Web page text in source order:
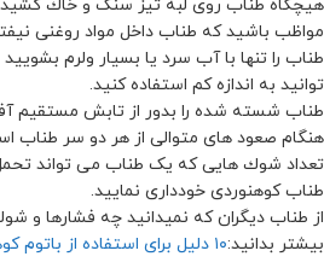
هیچگاه طناب روی لبه تیز سنگ و خاك
مواظب باشید که طناب داخل مواد روغنی
طناب را تنها با آب سرد یا بسیار ولرم
توانید به اندازه کم استفاده کنید.
طناب شسته شده را بدور از تابش مستقیم
هنگام صعود های متوالی از هر دو سر طناب
تعداد شوك هایی که یک طناب می تواند
طناب کوهنوردی خودداری نمایید.
از طناب دیگران که نمیدانید چه فشارها و
بیشتر بدانید:۱۰ دلیل برای استفاده از باتوم کوهنوردی خوب